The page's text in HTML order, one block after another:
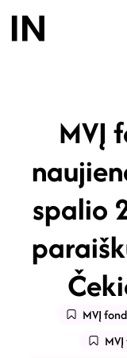
MVĮ
spalio
MVĮ